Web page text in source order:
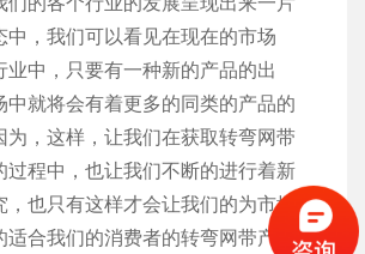
中，我们可以看见在现在的市场
业中，只要有一种新的产品的出
中就将会有着更多的同类的产品的
为，这样，让我们在获取转弯网带
过程中，也让我们不断的进行着新
，也只有这样才会让我们的为市场
适合我们的消费者的转弯网带产